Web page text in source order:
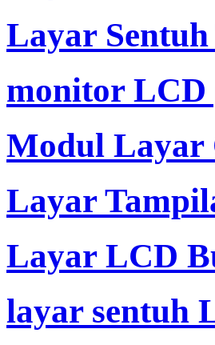
Layar
monitor LCD
Modul Layar
Layar
Layar LCD
layar sentuh